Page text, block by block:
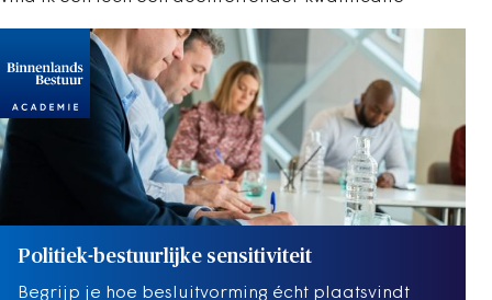
Politiek-bestuurlijke sensitiviteit
Begrijp je hoe besluitvorming écht plaatsvindt